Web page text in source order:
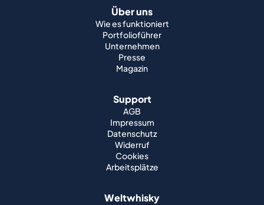
Über uns
Wie es funktioniert
Portfolioführer
Unternehmen
Presse
Magazin
Support
AGB
Impressum
Datenschutz
Widerruf
Cookies
Arbeitsplätze
Weltwhisky